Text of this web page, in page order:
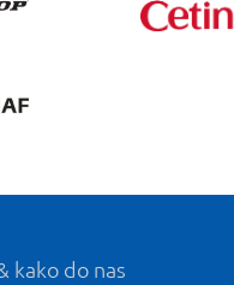
kako do nas